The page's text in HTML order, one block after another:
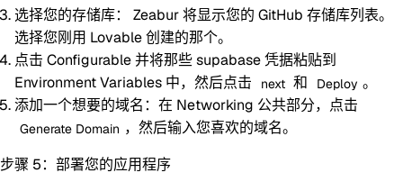
选择您的存储库：
Zeabur 将显示您的 GitHub 存储库列表。
选择您刚用 Lovable 创建的那个。
点击 Configurable 并将那些 supabase 凭据粘贴到
Environment Variables 中，然后点击 next 和 Deploy 。
添加一个想要的域名：在 Networking 公共部分，点击
Generate Domain ，然后输入您喜欢的域名。
步骤 5：部署您的应用程序